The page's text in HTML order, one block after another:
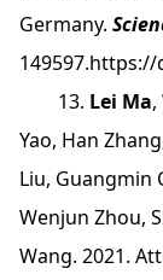
Germany.
149597.https://
13. Lei Ma
Yao, Han
Liu, Guangmin
Wenjun Zhou,
Wang. 2021.